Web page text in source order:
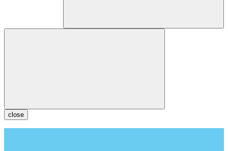
close